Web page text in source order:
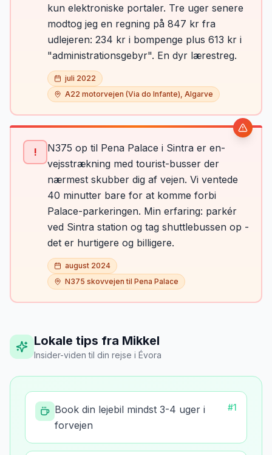
kun elektroniske portaler. Tre uger senere
modtog jeg en regning på 847 kr fra
udlejeren: 234 kr i bompenge plus 613 kr i
"administrationsgebyr". En dyr lærestreg.
juli 2022
A22 motorvejen (Via do Infante), Algarve
!
N375 op til Pena Palace i Sintra er en-
vejsstrækning med tourist-busser der
nærmest skubber dig af vejen. Vi ventede
40 minutter bare for at komme forbi
Palace-parkeringen. Min erfaring: parkér
ved Sintra station og tag shuttlebussen op -
det er hurtigere og billigere.
august 2024
N375 skovvejen til Pena Palace
Lokale tips fra Mikkel
Insider-viden til din rejse i Évora
Book din lejebil mindst 3-4 uger i
forvejen
#1